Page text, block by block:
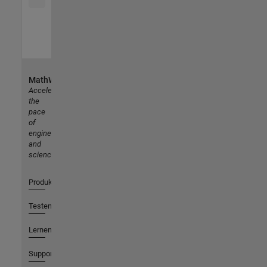
MathWorks
Accelerating
the
pace
of
engineering
and
science
Produkte
Testen oder Kaufen
Lernen
Support